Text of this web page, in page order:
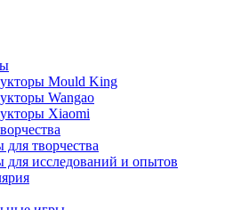
Mould King
Wangao
Xiaomi
творчества
для исследований и опытов